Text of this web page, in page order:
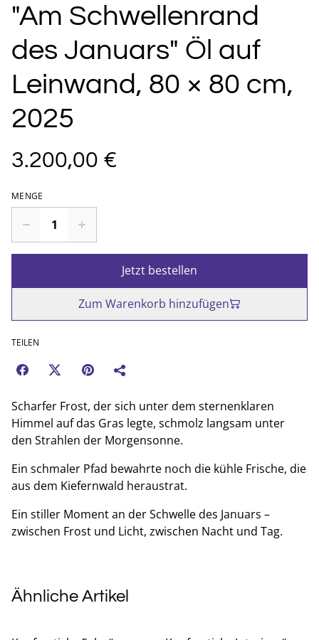
"Am Schwellenrand
des Januars" Öl auf
Leinwand, 80 × 80 cm,
2025
3.200,00 €
MENGE
Jetzt bestellen
Zum Warenkorb hinzufügen
TEILEN
Scharfer Frost, der sich unter dem sternenklaren
Himmel auf das Gras legte, schmolz langsam unter
den Strahlen der Morgensonne.
Ein schmaler Pfad bewahrte noch die kühle Frische, die
aus dem Kiefernwald heraustrat.
Ein stiller Moment an der Schwelle des Januars –
zwischen Frost und Licht, zwischen Nacht und Tag.
Ähnliche Artikel